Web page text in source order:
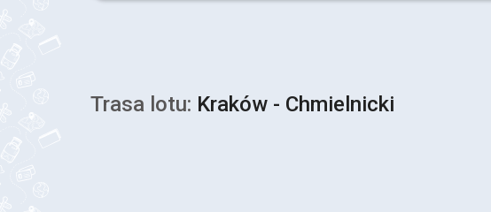
Trasa lotu: Kraków - Chmielnicki